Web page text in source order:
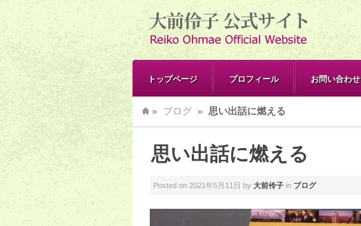
トップページ プロフィール お問い合わせ
» ブログ » 思い出話に燃える
思い出話に燃える
Posted on 2021年5月11日 by 大前伶子 in ブログ